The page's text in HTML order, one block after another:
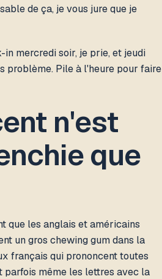
de ça, je vous jure que je
in mercredi soir, je prie, et jeudi
problème. Pile à l'heure pour faire
n'est
que
que les anglais et américains
un gros chewing gum dans la
français qui prononcent toutes
parfois même les lettres avec la